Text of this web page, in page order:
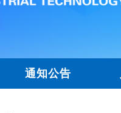
通知公告